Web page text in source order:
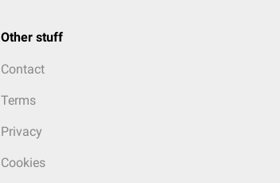
Other stuff
Contact
Terms
Privacy
Cookies